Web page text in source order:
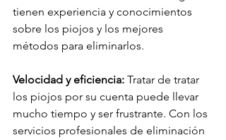
tienen experiencia y conocimientos
sobre los piojos y los mejores
métodos para eliminarlos.
Velocidad y eficiencia: Tratar de tratar
los piojos por su cuenta puede llevar
mucho tiempo y ser frustrante. Con los
servicios profesionales de eliminación